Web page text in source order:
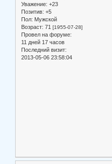
Уважение: +23
Позитив: +5
Пол: Мужской
Возраст: 71 [1955-07-28]
Провел на форуме:
11 дней 17 часов
Последний визит:
2013-05-06 23:58:04